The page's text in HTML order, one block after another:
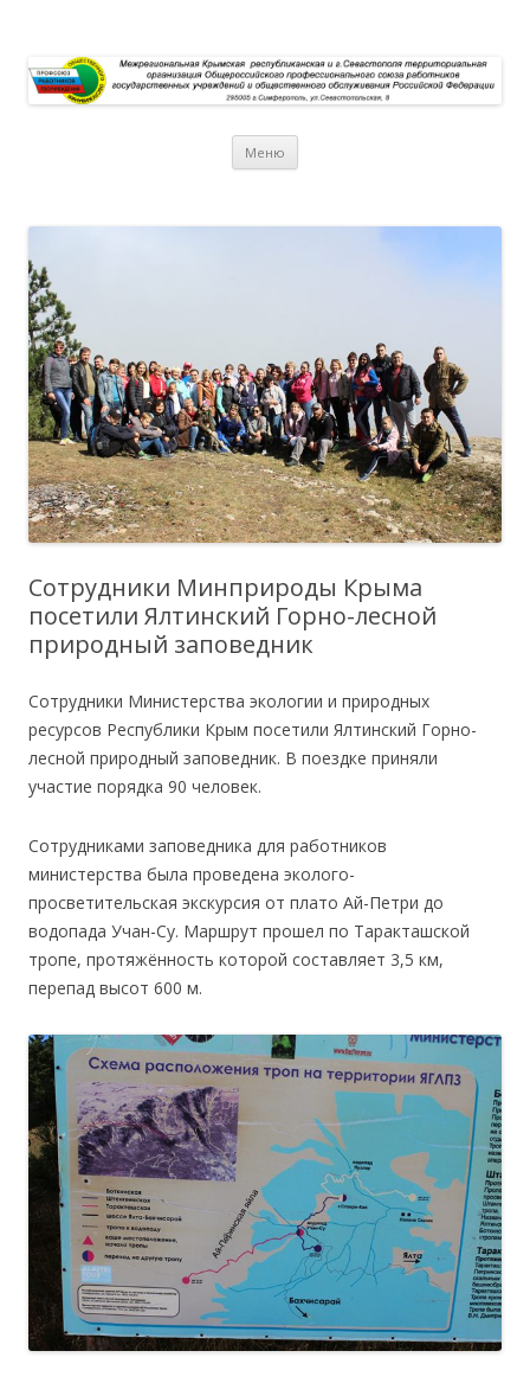
Меню
Сотрудники Минприроды Крыма
посетили Ялтинский Горно-лесной
природный заповедник
Сотрудники Министерства экологии и природных
ресурсов Республики Крым посетили Ялтинский Горно-
лесной природный заповедник. В поездке приняли
участие порядка 90 человек.
Сотрудниками заповедника для работников
министерства была проведена эколого-
просветительская экскурсия от плато Ай-Петри до
водопада Учан-Су. Маршрут прошел по Таракташской
тропе, протяжённость которой составляет 3,5 км,
перепад высот 600 м.